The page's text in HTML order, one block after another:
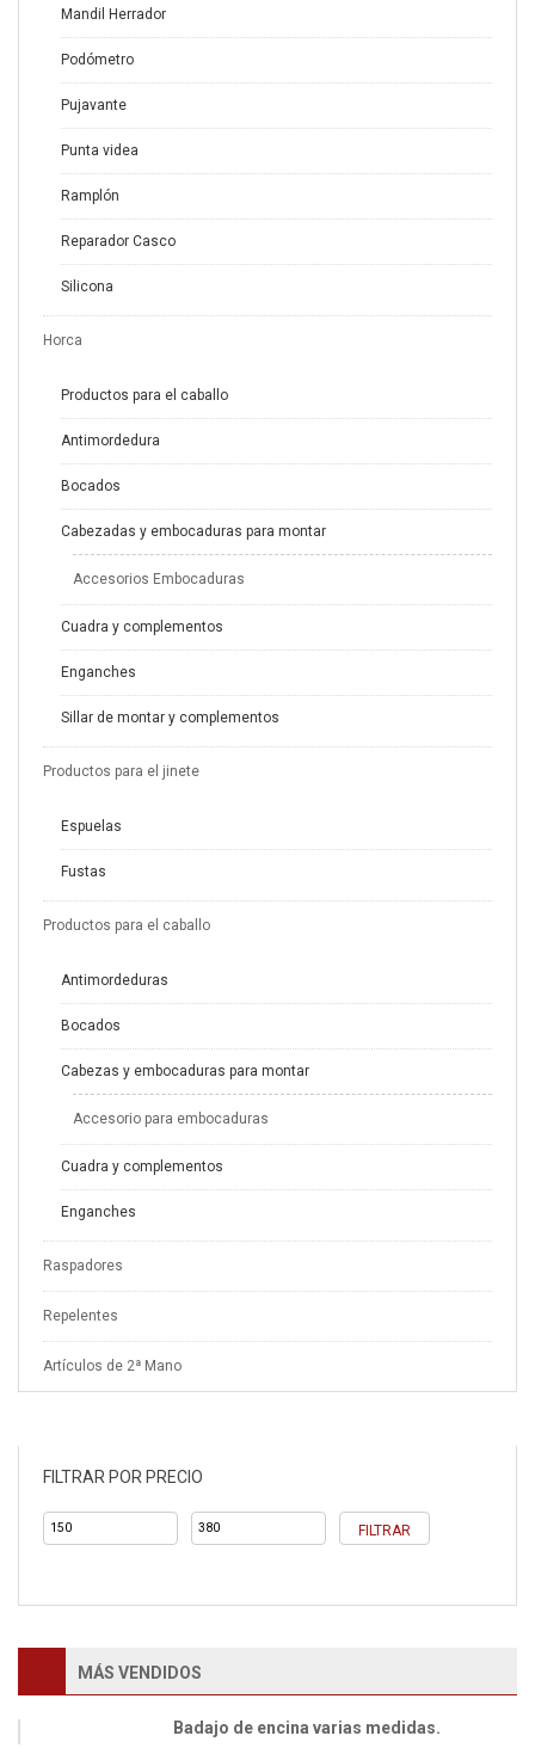
Mandil Herrador
Podómetro
Pujavante
Punta videa
Ramplón
Reparador Casco
Silicona
Horca
Productos para el caballo
Antimordedura
Bocados
Cabezadas y embocaduras para montar
Accesorios Embocaduras
Cuadra y complementos
Enganches
Sillar de montar y complementos
Productos para el jinete
Espuelas
Fustas
Productos para el caballo
Antimordeduras
Bocados
Cabezas y embocaduras para montar
Accesorio para embocaduras
Cuadra y complementos
Enganches
Raspadores
Repelentes
Artículos de 2ª Mano
FILTRAR POR PRECIO
FILTRAR
MÁS VENDIDOS
Badajo de encina varias medidas.